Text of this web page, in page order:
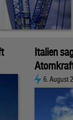
Italien
6. August